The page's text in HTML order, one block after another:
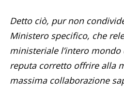
Detto ciò, pur non
Ministero specifico, che
ministeriale l’intero
reputa corretto offrire alla
massima collaborazione